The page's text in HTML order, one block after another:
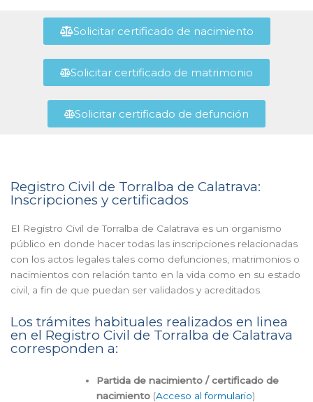
Solicitar certificado de nacimiento
Solicitar certificado de matrimonio
Solicitar certificado de defunción
Registro Civil de Torralba de Calatrava:
Inscripciones y certificados
El Registro Civil de Torralba de Calatrava es un organismo
público en donde hacer todas las inscripciones relacionadas
con los actos legales tales como defunciones, matrimonios o
nacimientos con relación tanto en la vida como en su estado
civil, a fin de que puedan ser validados y acreditados.
Los trámites habituales realizados en linea
en el Registro Civil de Torralba de Calatrava
corresponden a:
Partida de nacimiento / certificado de
nacimiento (Acceso al formulario)